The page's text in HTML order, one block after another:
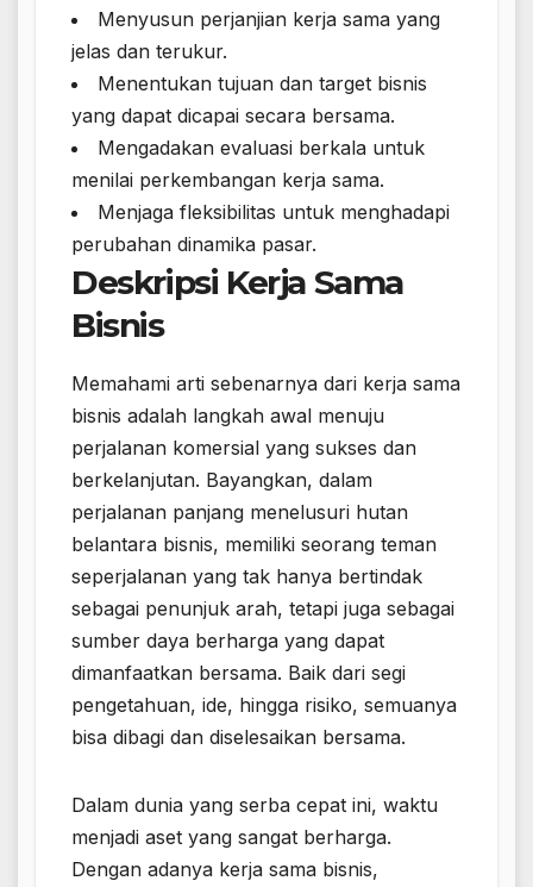
Menyusun perjanjian kerja sama yang
jelas dan terukur.
Menentukan tujuan dan target bisnis
yang dapat dicapai secara bersama.
Mengadakan evaluasi berkala untuk
menilai perkembangan kerja sama.
Menjaga fleksibilitas untuk menghadapi
perubahan dinamika pasar.
Deskripsi Kerja Sama
Bisnis
Memahami arti sebenarnya dari kerja sama
bisnis adalah langkah awal menuju
perjalanan komersial yang sukses dan
berkelanjutan. Bayangkan, dalam
perjalanan panjang menelusuri hutan
belantara bisnis, memiliki seorang teman
seperjalanan yang tak hanya bertindak
sebagai penunjuk arah, tetapi juga sebagai
sumber daya berharga yang dapat
dimanfaatkan bersama. Baik dari segi
pengetahuan, ide, hingga risiko, semuanya
bisa dibagi dan diselesaikan bersama.
Dalam dunia yang serba cepat ini, waktu
menjadi aset yang sangat berharga.
Dengan adanya kerja sama bisnis,